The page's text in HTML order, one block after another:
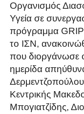
Οργανισμός
Υγεία σε
πρόγραμμα
το ΙΣΝ,
που
ημερίδα
Κεντρικής
Μπογιατζίδης,